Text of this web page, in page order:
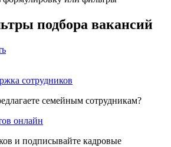
подбора вакансий
сотрудников
семейным сотрудникам?
онлайн
и подписывайте кадровые